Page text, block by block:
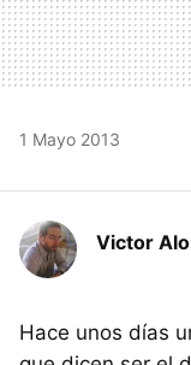
1 Mayo 2013
Victor
Hace unos días